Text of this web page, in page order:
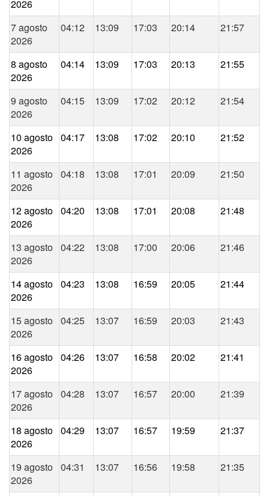
2026
7 agosto
2026
04:12 13:09 17:03 20:14 21:57
8 agosto
2026
04:14 13:09 17:03 20:13 21:55
9 agosto
2026
04:15 13:09 17:02 20:12 21:54
10 agosto
2026
04:17 13:08 17:02 20:10 21:52
11 agosto
2026
04:18 13:08 17:01 20:09 21:50
12 agosto
2026
04:20 13:08 17:01 20:08 21:48
13 agosto
2026
04:22 13:08 17:00 20:06 21:46
14 agosto
2026
04:23 13:08 16:59 20:05 21:44
15 agosto
2026
04:25 13:07 16:59 20:03 21:43
16 agosto
2026
04:26 13:07 16:58 20:02 21:41
17 agosto
2026
04:28 13:07 16:57 20:00 21:39
18 agosto
2026
04:29 13:07 16:57 19:59 21:37
19 agosto
2026
04:31 13:07 16:56 19:58 21:35